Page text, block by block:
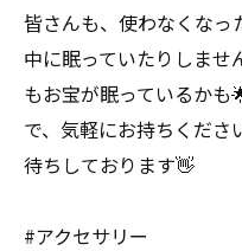
皆さんも、使わなくなっ
中に眠っていたりしませ
もお宝が眠っているかも
で、気軽にお持ちくだ
待ちしております👋
#アクセサリー